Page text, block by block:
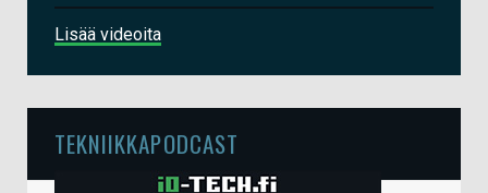
Lisää videoita
TEKNIIKKAPODCAST